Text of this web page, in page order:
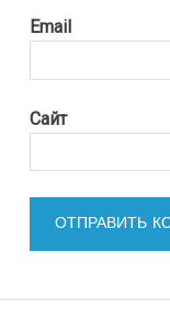
Email
Сайт